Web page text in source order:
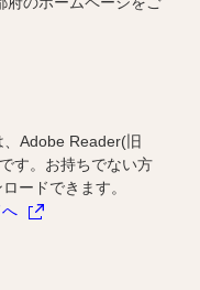
Adobe Reader(旧
す。お持ちでない方
ードできます。